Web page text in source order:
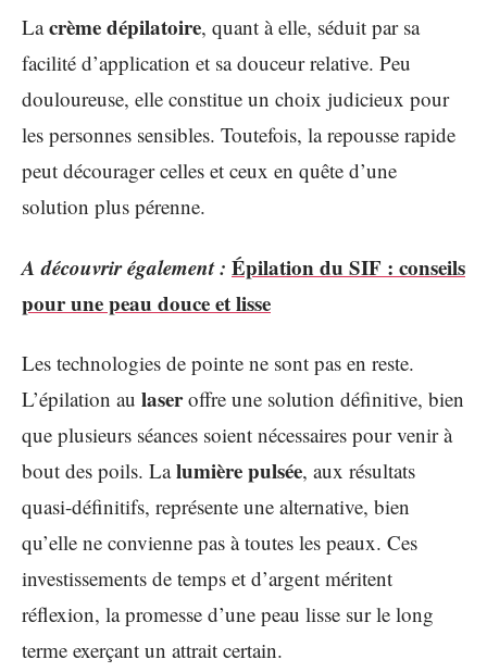
Lacrème dépilatoire, quant à elle, séduit par sa
facilité d’application et sa douceur relative. Peu
douloureuse, elle constitue un choix judicieux pour
les personnes sensibles. Toutefois, la repousse rapide
peut décourager celles et ceux en quête d’une
solution plus pérenne.
A découvrir également : Épilation du SIF : conseils
pour une peau douce et lisse
Les technologies de pointe ne sont pas en reste.
L’épilation au laseroffre une solution définitive, bien
que plusieurs séances soient nécessaires pour venir à
bout des poils. Lalumière pulsée, aux résultats
quasi-définitifs, représente une alternative, bien
qu’elle ne convienne pas à toutes les peaux. Ces
investissements de temps et d’argent méritent
réflexion, la promesse d’une peau lisse sur le long
terme exerçant un attrait certain.